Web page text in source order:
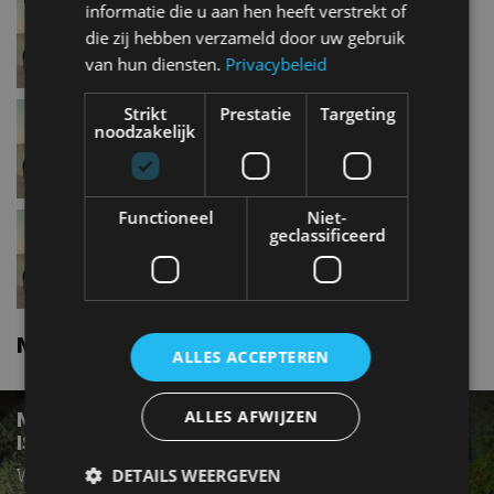
Mini CountrymanOne D
Mini CountrymanJohn Cooper
Works
Mini Countryman nieuws
MINI JOHN COOPER WORKS COUNTRYMAN
IS DIKKE PERFORMANCE-SUV
Wat kost zo'n performance-SUV van MINI?
informatie die u aan hen heeft verstrekt of
die zij hebben verzameld door uw gebruik
van hun diensten. Privacybeleid
Strikt
noodzakelijk
Prestatie Targeting
Functioneel
Niet-
geclassificeerd
ALLES ACCEPTEREN
ALLES AFWIJZEN
DETAILS WEERGEVEN